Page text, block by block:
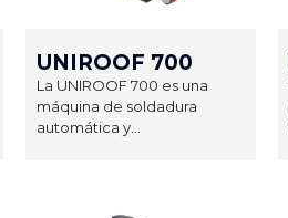
UNIROOF 700
La UNIROOF 700 es una
máquina de soldadura
automática y...